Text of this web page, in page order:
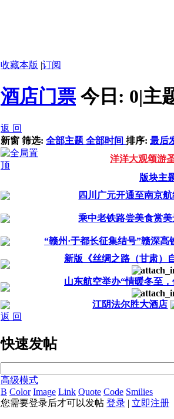
收藏本版 |订阅
酒店门票 今日: 0|主
返 回
新窗 筛选: 全部主题 全部时间 排序: 最后
洋洋大观颂游
版块主
四川广元开通至南京
乘中老铁路尝美食赏
“赣州·于都长征集结号”赣深高
新版《丝绸之路（甘肃）
山东航空举办“情暖冬至
江阴法尔胜大酒店
返 回
快速发帖
高级模式
B Color Image Link Quote Code Smilies
您需要登录后才可以发帖 登录 | 立即注册